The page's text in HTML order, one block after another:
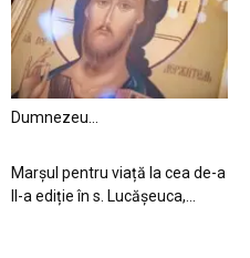
Dumnezeu…
Marșul pentru viață la cea de-a
II-a ediție în s. Lucășeuca,...